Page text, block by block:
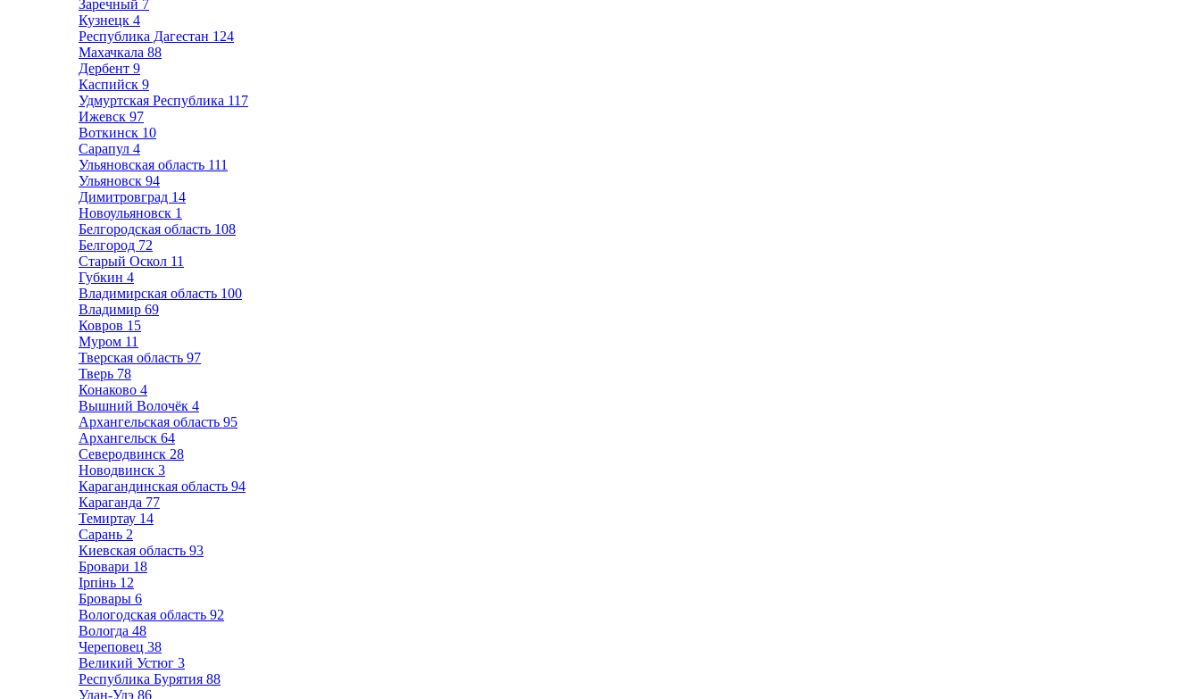
Заречный 7
Кузнецк 4
Республика Дагестан 124
Махачкала 88
Дербент 9
Каспийск 9
Удмуртская Республика 117
Ижевск 97
Воткинск 10
Сарапул 4
Ульяновская область 111
Ульяновск 94
Димитровград 14
Новоульяновск 1
Белгородская область 108
Белгород 72
Старый Оскол 11
Губкин 4
Владимирская область 100
Владимир 69
Ковров 15
Муром 11
Тверская область 97
Тверь 78
Конаково 4
Вышний Волочёк 4
Архангельская область 95
Архангельск 64
Северодвинск 28
Новодвинск 3
Карагандинская область 94
Караганда 77
Темиртау 14
Сарань 2
Киевская область 93
Бровари 18
Ірпінь 12
Бровары 6
Вологодская область 92
Вологда 48
Череповец 38
Великий Устюг 3
Республика Бурятия 88
Улан-Удэ 86